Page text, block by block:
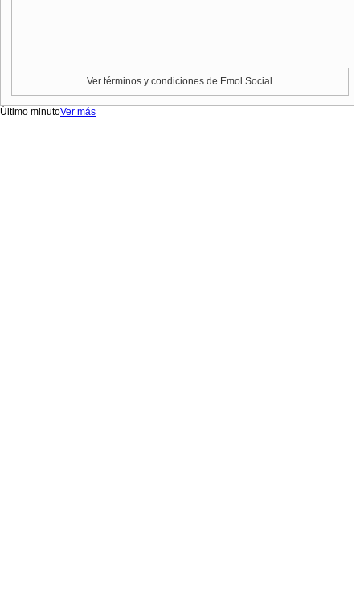
Ver términos y condiciones de Emol Social
Último minutoVer más